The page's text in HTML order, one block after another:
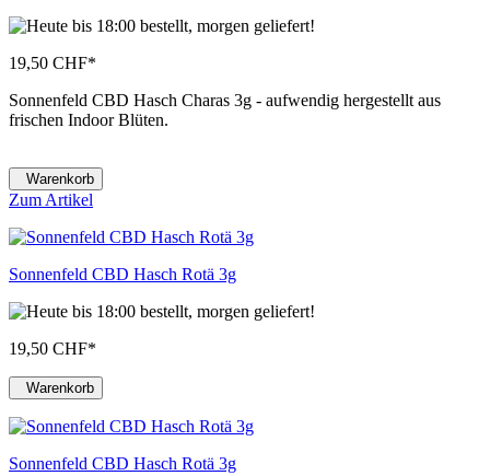
19,50 CHF*
Sonnenfeld CBD Hasch Charas 3g - aufwendig hergestellt aus
frischen Indoor Blüten.
Warenkorb
Zum Artikel
Sonnenfeld CBD Hasch Rotä 3g
19,50 CHF*
Warenkorb
Sonnenfeld CBD Hasch Rotä 3g